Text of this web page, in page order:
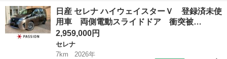
名： 日産 ■ 車種名： デイズ ■ グレード名： Ｓ 【禁煙車】
【４ＷＤ】１年走行距離無制限保証付き 純正ナビ／フルセグＴＶ／
Ｂｌｕｅｔｏ...
愛知 名古屋市 デイズ
日産 セレナ ハイウェイスターＶ 登録済未使
用車 両側電動スライドドア 衝突被…
2,959,000円
セレナ
7km
2026年